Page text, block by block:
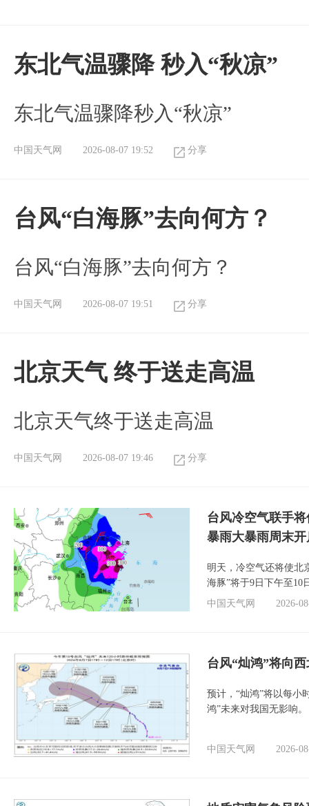
东北气温骤降 秒入“秋凉”
东北气温骤降秒入“秋凉”
中国天气网 2026-08-07 19:52 分享
台风“白海豚”去向何方？
台风“白海豚”去向何方？
中国天气网 2026-08-07 19:51 分享
北京天气 终于送走高温
北京天气终于送走高温
中国天气网 2026-08-07 19:46 分享
台风冷空气联手
暴雨大暴雨周末开
明天，冷空气还将使北
海豚”将于9日下午至10
中国天气网
2026-
台风“灿鸿”将向
预计，“灿鸿”将以每小
鸿”未来对我国无影响。
中国天气网 2026-